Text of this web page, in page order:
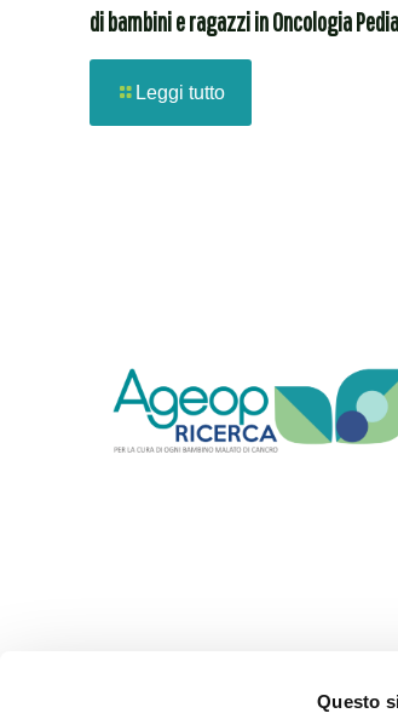
Questo
di bambini e ragazzi in Oncologia
Leggi tutto